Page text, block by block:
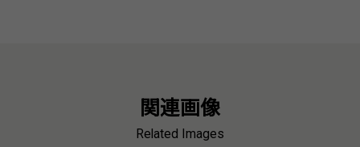
関連画像
Related Images